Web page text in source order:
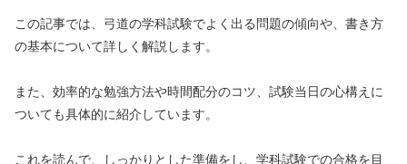
この記事では、弓道の学科試験でよく出る問題の傾向や、書き方
の基本について詳しく解説します。
また、効率的な勉強方法や時間配分のコツ、試験当日の心構えに
ついても具体的に紹介しています。
これを読んで、しっかりとした準備をし、学科試験での合格を目